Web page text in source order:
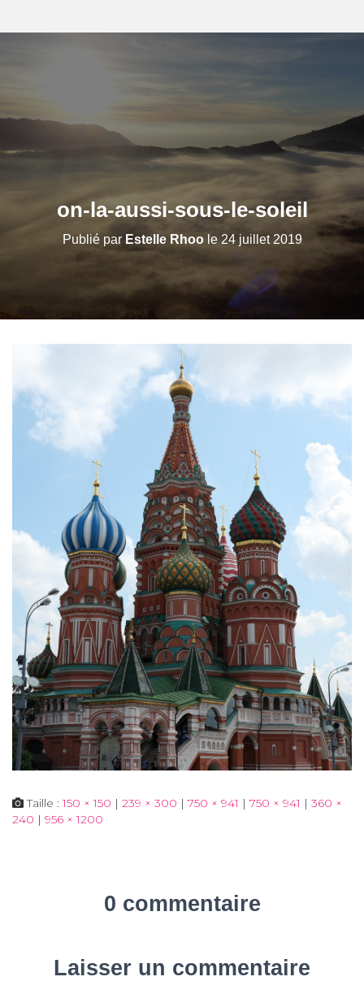
on-la-aussi-sous-le-soleil
Publié par Estelle Rhoole 24 juillet 2019
Taille :150 × 150 | 239 × 300 | 750 × 941 | 750 × 941 | 360 ×
240 | 956 × 1200
0 commentaire
Laisser un commentaire